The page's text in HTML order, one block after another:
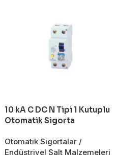
10 kA C DC N Tipi 1 Kutuplu
Otomatik Sigorta
Otomatik Sigortalar /
Endüstriyel Şalt Malzemeleri